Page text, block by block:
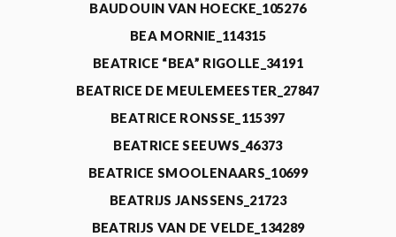
BAUDOUIN VAN HOECKE_105276
BEA MORNIE_114315
BEATRICE “BEA” RIGOLLE_34191
BEATRICE DE MEULEMEESTER_27847
BEATRICE RONSSE_115397
BEATRICE SEEUWS_46373
BEATRICE SMOOLENAARS_10699
BEATRIJS JANSSENS_21723
BEATRIJS VAN DE VELDE_134289